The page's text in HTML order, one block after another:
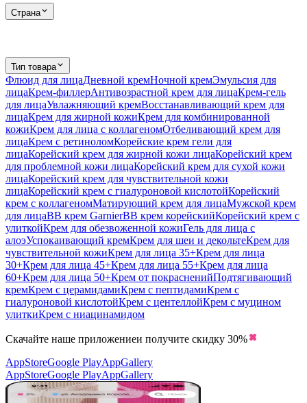
Страна
Тип товара
Флюид для лицаДневной кремНочной кремЭмульсия для
лицаКрем-филлерАнтивозрастной крем для лицаКрем-гель
для лицаУвлажняющий кремВосстанавливающий крем для
лицаКрем для жирной кожиКрем для комбинированной
кожиКрем для лица с коллагеномОтбеливающий крем для
лицаКрем с ретиноломКорейские крем гели для
лицаКорейский крем для жирной кожи лицаКорейский крем
для проблемной кожи лицаКорейский крем для сухой кожи
лицаКорейский крем для чувствительной кожи
лицаКорейский крем с гиалуроновой кислотойКорейский
крем с коллагеномМатирующий крем для лицаМужской крем
для лицаBB крем GarnierBB крем корейскийКорейский крем с
улиткойКрем для обезвоженной кожиГель для лица с
алоэУспокаивающий кремКрем для шеи и декольтеКрем для
чувствительной кожиКрем для лица 35+Крем для лица
30+Крем для лица 45+Крем для лица 55+Крем для лица
60+Крем для лица 50+Крем от покрасненийПодтягивающий
кремКрем с церамидамиКрем с пептидамиКрем с
гиалуроновой кислотойКрем с центеллойКрем с муцином
улиткиКрем с ниацинамидом
Скачайте наше приложениеи получите скидку 30%
AppStoreGoogle PlayAppGallery
AppStoreGoogle PlayAppGallery